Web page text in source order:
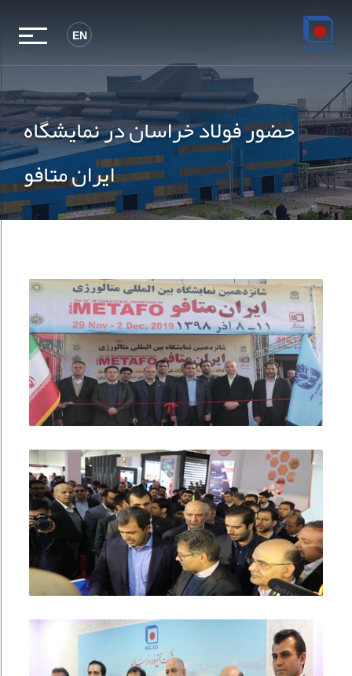
EN
حضور فولاد خراسان در نمایشگاه
ایران متافو